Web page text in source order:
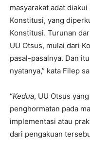
masyarakat adat diakui
Konstitusi, yang
Konstitusi. Turunan
UU Otsus, mulai dari
pasal-pasalnya. Dan
nyatanya,” kata Filep
“Kedua, UU Otsus
penghormatan pada
implementasi atau
dari pengakuan